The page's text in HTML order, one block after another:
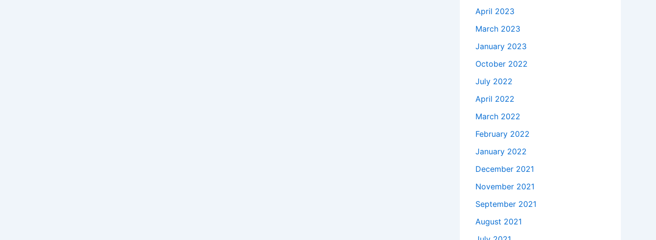
April 2023
March 2023
January 2023
October 2022
July 2022
April 2022
March 2022
February 2022
January 2022
December 2021
November 2021
September 2021
August 2021